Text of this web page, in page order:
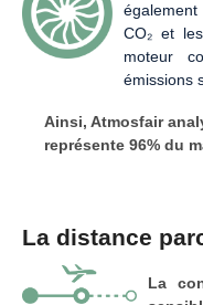
CO₂ et
moteur
émissions
Ainsi, Atmosfair
représente 96% du
La distance
La